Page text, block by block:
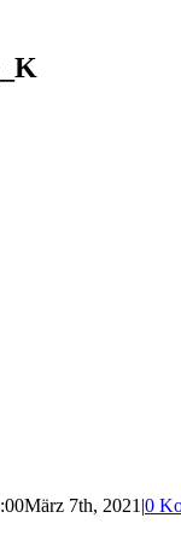
März 7th, 2021 |0